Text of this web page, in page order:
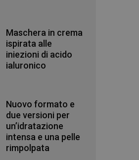
Maschera in crema
ispirata alle
iniezioni di acido
ialuronico
Nuovo formato e
due versioni per
un’idratazione
intensa e una pelle
rimpolpata